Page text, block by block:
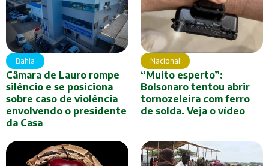
Bahia
Câmara de Lauro rompe
silêncio e se posiciona
sobre caso de violência
envolvendo o presidente
da Casa
Nacional
“Muito esperto”:
Bolsonaro tentou abrir
tornozeleira com ferro
de solda. Veja o vídeo